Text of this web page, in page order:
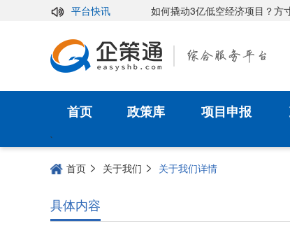
平台快讯
擘画合作新图景 如何撬动3亿低空经济项目？方寸控
首页 政策库 项目申报
`
首页
关于我们 关于我们详情
具体内容